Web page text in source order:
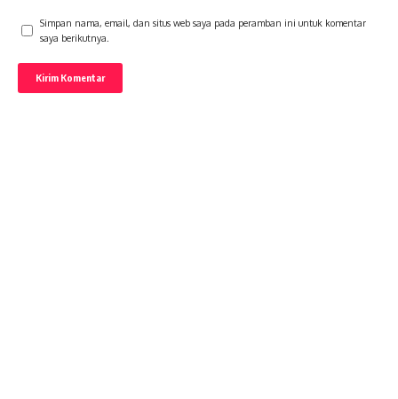
Simpan nama, email, dan situs web saya pada peramban ini untuk komentar
saya berikutnya.